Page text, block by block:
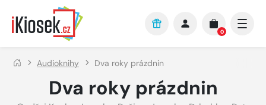
Přejít na hlavní obsah
0
Audioknihy Dva roky prázdnin
Dva roky prázdnin